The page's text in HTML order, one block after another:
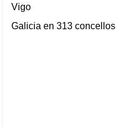
Vigo
Galicia en 313 concellos